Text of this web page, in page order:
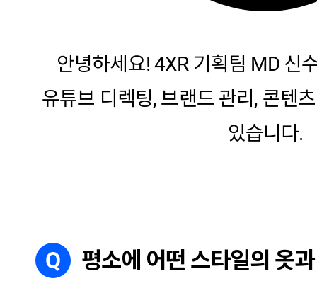
안녕하세요! 4XR 기획팀 MD 신
유튜브 디렉팅, 브랜드 관리, 콘텐
있습니다.
Q
평소에 어떤 스타일의 옷